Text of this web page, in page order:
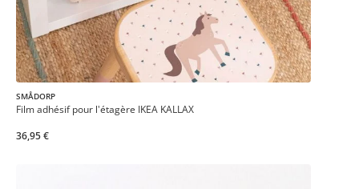
SMÅDORP
Film adhésif pour l'étagère IKEA KALLAX
36,95 €